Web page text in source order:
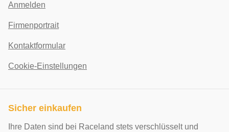
Anmelden
Firmenportrait
Kontaktformular
Cookie-Einstellungen
Sicher einkaufen
Ihre Daten sind bei Raceland stets verschlüsselt und